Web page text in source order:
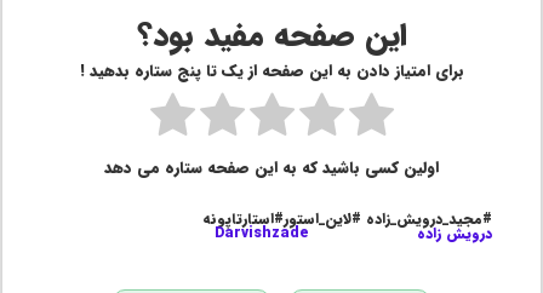
این صفحه مفید بود؟
برای امتیاز دادن به این صفحه از یک تا پنج ستاره بدهید !
اولین کسی باشید که به این صفحه ستاره می دهد
#مجید_درویش_زاده #لاین_استور#استارتاپونه
درویش زاده Darvishzade